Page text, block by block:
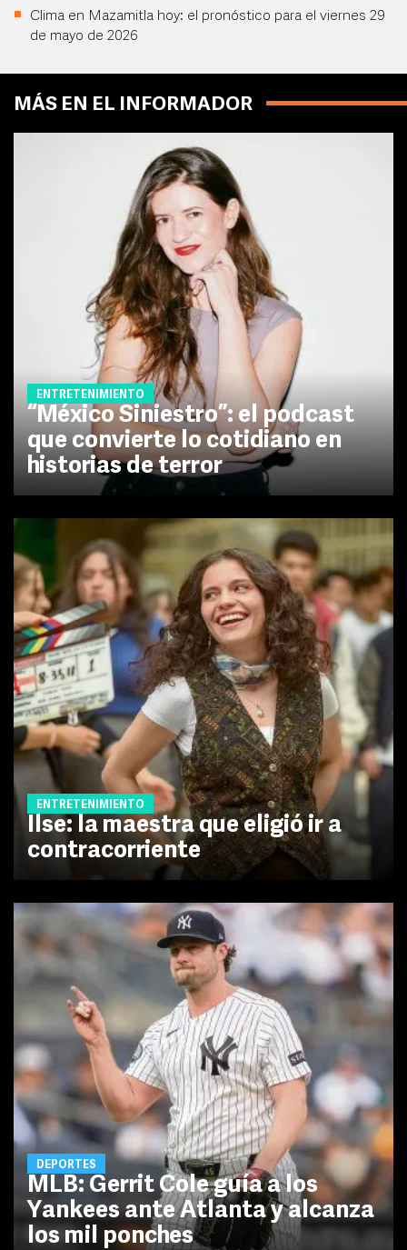
Clima en Mazamitla hoy: el pronóstico para el viernes 29
de mayo de 2026
MÁS EN EL INFORMADOR
ENTRETENIMIENTO
“México Siniestro”: el podcast
que convierte lo cotidiano en
historias de terror
ENTRETENIMIENTO
Ilse: la maestra que eligió ir a
contracorriente
DEPORTES
MLB: Gerrit Cole guía a los
Yankees ante Atlanta y alcanza
los mil ponches